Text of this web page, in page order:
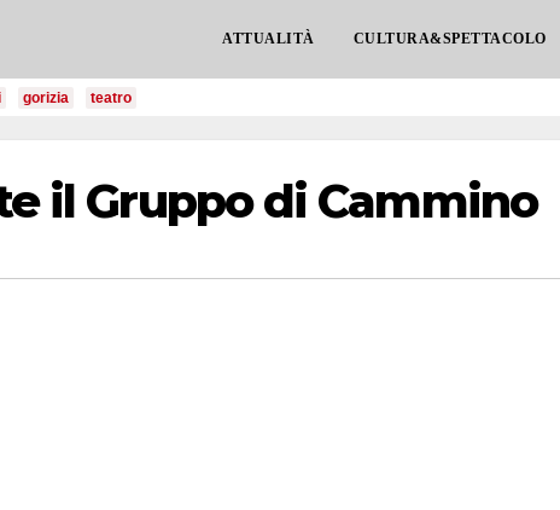
ATTUALITÀ CULTURA&SPETTACOLO
gorizia teatro
il Gruppo di Cammino